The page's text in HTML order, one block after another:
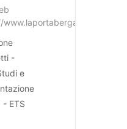
-
e
- ETS